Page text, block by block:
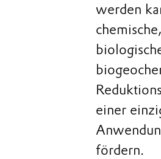
werden
chemische,
einer
fördern.